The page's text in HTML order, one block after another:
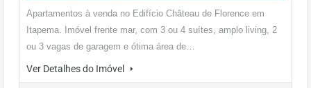
Apartamentos à venda no Edifício Château de Florence em
Itapema. Imóvel frente mar, com 3 ou 4 suítes, amplo living, 2
ou 3 vagas de garagem e ótima área de…
Ver Detalhes do Imóvel